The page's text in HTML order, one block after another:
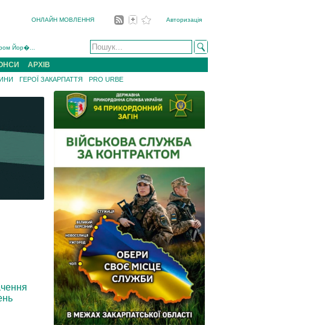
ОНЛАЙН МОВЛЕННЯ Авторизація
Йор�...
роки �...
gree...
АРХІВ
ГЕРОЇ ЗАКАРПАТТЯ PRO URBE